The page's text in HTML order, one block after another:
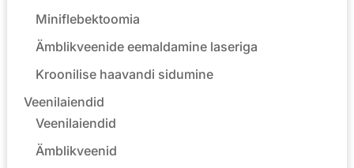
Miniflebektoomia
Ämblikveenide eemaldamine laseriga
Kroonilise haavandi sidumine
Veenilaiendid
Veenilaiendid
Ämblikveenid